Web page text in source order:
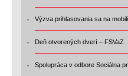
Výzva prihlasovania sa na
Deň otvorených dverí – FSVaZ
Spolupráca v odbore Sociálna